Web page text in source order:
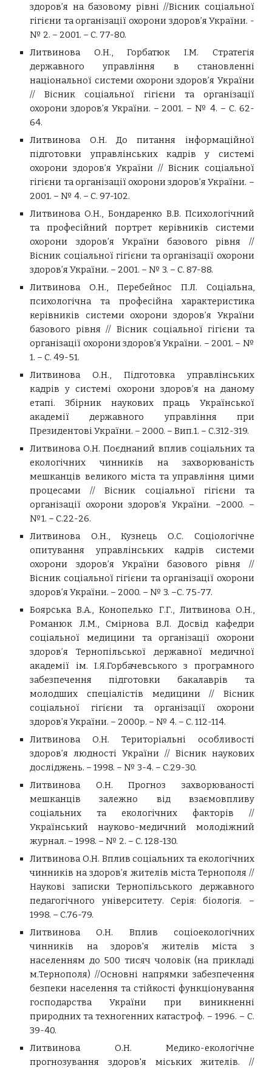
здоров’я на базовому рівні //Вісник соціальної
гігієни та організації охорони здоров’я України. -
№ 2. – 2001. – С. 77-80.
Литвинова О.Н., Горбатюк І.М. Стратегія
державного управління в становленні
національної системи охорони здоров’я України
// Вісник соціальної гігієни та організації
охорони здоров’я України. – 2001. – № 4. – С. 62-
64.
Литвинова О.Н. До питання інформаційної
підготовки управлінських кадрів у системі
охорони здоров’я України // Вісник соціальної
гігієни та організації охорони здоров’я України. –
2001. – № 4. – С. 97-102.
Литвинова О.Н., Бондаренко В.В. Психологічний
та професійний портрет керівників системи
охорони здоров’я України базового рівня //
Вісник соціальної гігієни та організації охорони
здоров’я України. – 2001. – № 3. – С. 87-88.
Литвинова О.Н., Перебейнос П.Л. Соціальна,
психологічна та професійна характеристика
керівників системи охорони здоров’я України
базового рівня // Вісник соціальної гігієни та
організації охорони здоров’я України. – 2001. – №
1. – С. 49-51.
Литвинова О.Н., Підготовка управлінських
кадрів у системі охорони здоров’я на даному
етапі. Збірник наукових праць Української
академії державного управління при
Президентові України. – 2000. – Вип.1. – С.312-319.
Литвинова О.Н. Поєднаний вплив соціальних та
екологічних чинників на захворюваність
мешканців великого міста та управління цими
процесами // Вісник соціальної гігієни та
організації охорони здоров’я України. –2000. –
№1. – С.22-26.
Литвинова О.Н., Кузнець О.С. Соціологічне
опитування управлінських кадрів системи
охорони здоров’я України базового рівня //
Вісник соціальної гігієни та організації охорони
здоров’я України. – 2000. – № 3. –С. 75-77.
Боярська В.А., Конопелько Г.Г., Литвинова О.Н.,
Романюк Л.М., Смірнова В.Л. Досвід кафедри
соціальної медицини та організації охорони
здоров’я Тернопільської державної медичної
академії ім. І.Я.Горбачевського з програмного
забезпечення підготовки бакалаврів та
молодших спеціалістів медицини // Вісник
соціальної гігієни та організації охорони
здоров’я України. – 2000р. – № 4. – С. 112-114.
Литвинова О.Н. Територіальні особливості
здоров’я людності України // Вісник наукових
досліджень. – 1998. – № 3-4. – С.29-30.
Литвинова О.Н. Прогноз захворюваності
мешканців залежно від взаємовпливу
соціальних та екологічних факторів //
Український науково-медичний молодіжний
журнал. – 1998. – № 2. – С. 128-130.
Литвинова О.Н. Вплив соціальних та екологічних
чинників на здоров’я жителів міста Тернополя //
Наукові записки Тернопільського державного
педагогічного університету. Серія: біологія. –
1998. – С.76-79.
Литвинова О.Н. Вплив соціоекологічних
чинників на здоров'я жителів міста з
населенням до 500 тисяч чоловік (на прикладі
м.Тернополя) //Основні напрямки забезпечення
безпеки населення та стійкості функціонування
господарства України при виникненні
природних та техногенних катастроф. – 1996. – С.
39-40.
Литвинова О.Н. Медико-екологічне
прогнозування здоров'я міських жителів. //